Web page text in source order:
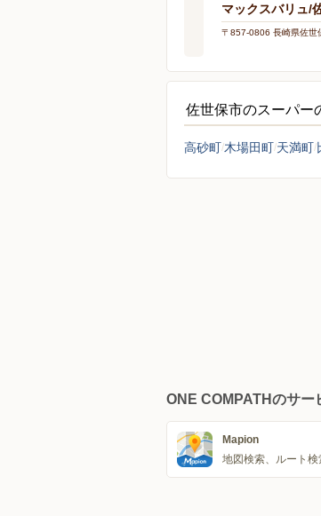
マックスバリュ/
〒857-0806 長崎県佐世
佐世保市のスーパー
高砂町 木場田町 天満町
ONE COMPATHのサー
Mapion
地図検索、ルート検